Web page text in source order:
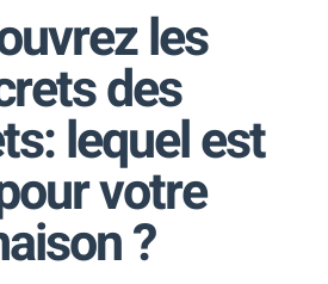
les
des
lequel est
votre
?